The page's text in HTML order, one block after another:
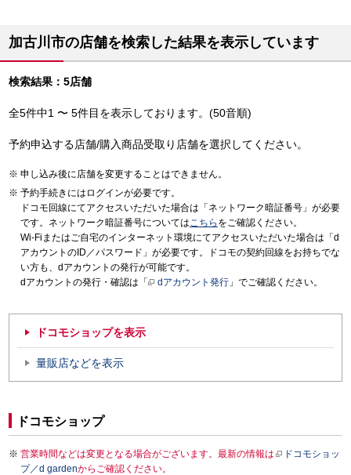
加古川市の店舗を検索した結果を表示しています
検索結果：5店舗
全5件中1 〜 5件目を表示しております。(50音順)
予約申込する店舗/購入商品受取り店舗を選択してください。
申し込み後に店舗を変更することはできません。
予約手続きにはログインが必要です。
ドコモ回線にてアクセスいただいた場合は「ネットワーク暗証番号」が必要
です。ネットワーク暗証番号についてはこちら をご確認ください。
Wi-Fiまたはご自宅のインターネット環境にてアクセスいただいた場合は「d
アカウントのID／パスワード」が必要です。ドコモの契約回線をお持ちでな
い方も、dアカウントの発行が可能です。
dアカウントの発行・確認は「
dアカウント発行 」でご確認ください。
ドコモショップを表示
量販店などを表示
ドコモショップ
営業時間などは変更となる場合がございます。最新の情報は
ドコモショッ
プ／d gardenからご確認ください。